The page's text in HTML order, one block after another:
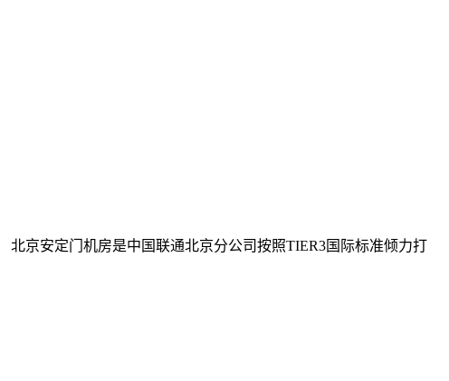
京安定门机房是中国联通北京分公司按照TIER3国际标准倾力打